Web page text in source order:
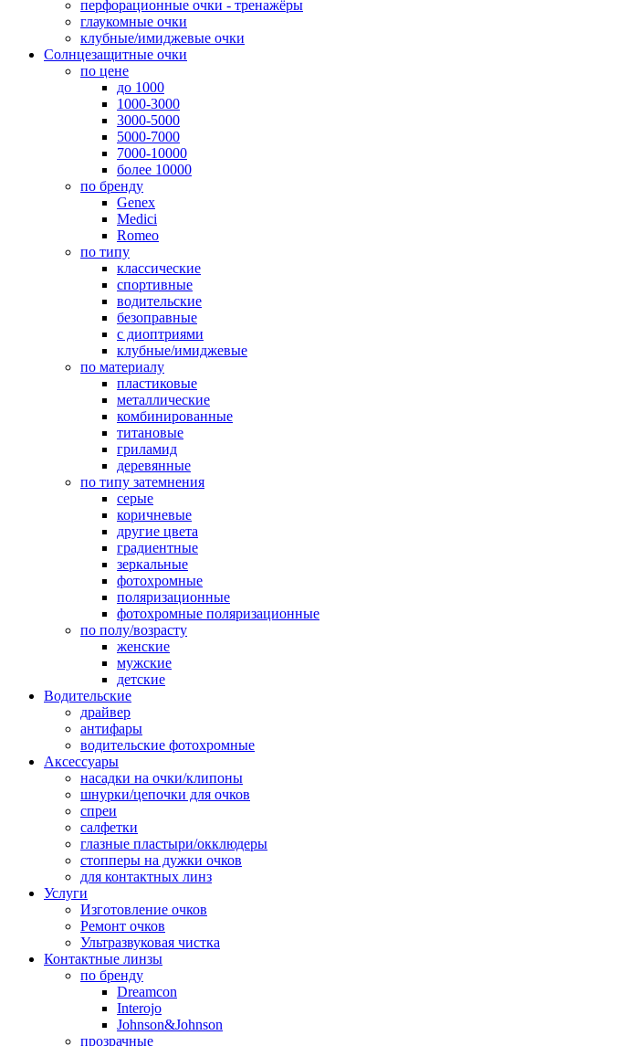
перфорационные очки - тренажёры
глаукомные очки
клубные/имиджевые очки
Солнцезащитные очки
по цене
до 1000
1000-3000
3000-5000
5000-7000
7000-10000
более 10000
по бренду
Genex
Medici
Romeo
по типу
классические
спортивные
водительские
безоправные
с диоптриями
клубные/имиджевые
по материалу
пластиковые
металлические
комбинированные
титановые
гриламид
деревянные
по типу затемнения
серые
коричневые
другие цвета
градиентные
зеркальные
фотохромные
поляризационные
фотохромные поляризационные
по полу/возрасту
женские
мужские
детские
Водительские
драйвер
антифары
водительские фотохромные
Аксессуары
насадки на очки/клипоны
шнурки/цепочки для очков
спреи
салфетки
глазные пластыри/окклюдеры
стопперы на дужки очков
для контактных линз
Услуги
Изготовление очков
Ремонт очков
Ультразвуковая чистка
Контактные линзы
по бренду
Dreamcon
Interojo
Johnson&Johnson
прозрачные